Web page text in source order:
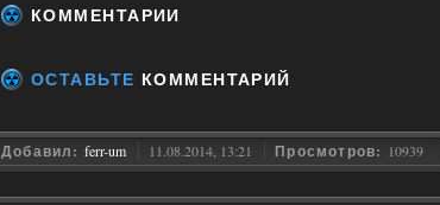
КОММЕНТАРИИ
ОСТАВЬТЕ КОММЕНТАРИЙ
Добавил: ferr-um 11.08.2014, 13:21 Просмотров: 10939